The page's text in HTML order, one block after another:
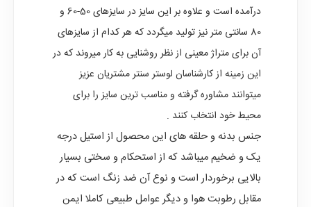
درآمده است و علاوه بر این سایز در سایزهای 50-60 و
80 سانتی متر نیز تولید میگردد که هر کدام از سایزهای
آن برای متراژ معینی از نظر روشنایی به کار میروند که در
این زمینه از کارشناسان لوستر سنتر مشتریان عزیز
میتوانند مشاوره گرفته و مناسب ترین سایز را برای
محیط خود انتخاب کنند .
جنس بدنه و حلقه های این محصول از استیل درجه
یک و ضخیم میباشد که از استحکام و سختی بسیار
بالایی برخوردار است و نوع آن ضد زنگ است که در
مقابل رطوبت هوا و دیگر عوامل طبیعی کاملا ایمن